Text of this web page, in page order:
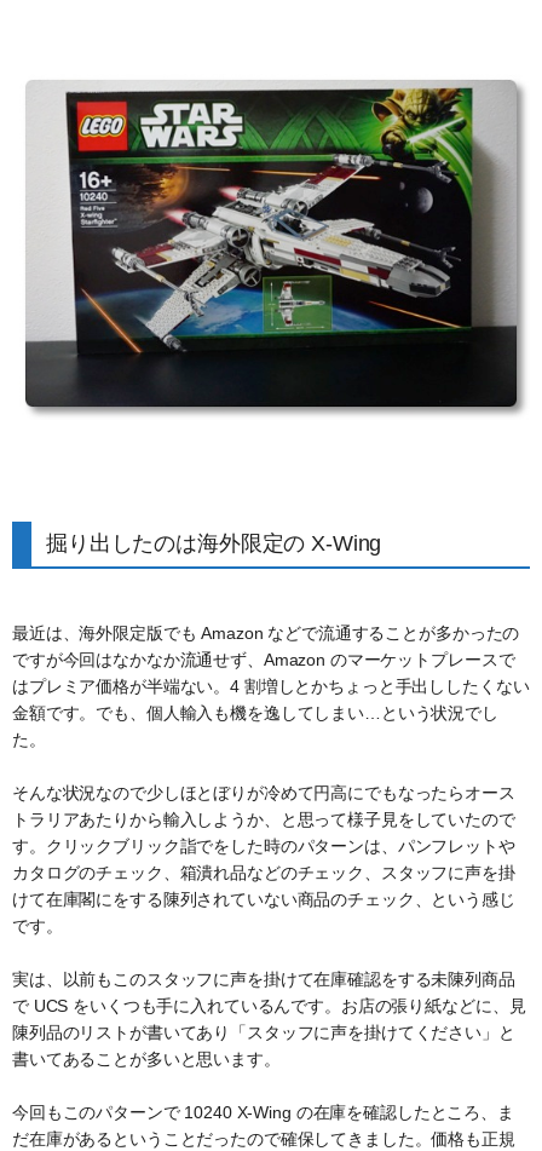
掘り出したのは海外限定の X-Wing
最近は、海外限定版でも Amazon などで流通することが多かったの
ですが今回はなかなか流通せず、Amazon のマーケットプレースで
はプレミア価格が半端ない。4 割増しとかちょっと手出ししたくない
金額です。でも、個人輸入も機を逸してしまい…という状況でし
た。
そんな状況なので少しほとぼりが冷めて円高にでもなったらオース
トラリアあたりから輸入しようか、と思って様子見をしていたので
す。クリックブリック詣でをした時のパターンは、パンフレットや
カタログのチェック、箱潰れ品などのチェック、スタッフに声を掛
けて在庫閣にをする陳列されていない商品のチェック、という感じ
です。
実は、以前もこのスタッフに声を掛けて在庫確認をする未陳列商品
で UCS をいくつも手に入れているんです。お店の張り紙などに、見
陳列品のリストが書いてあり「スタッフに声を掛けてください」と
書いてあることが多いと思います。
今回もこのパターンで 10240 X-Wing の在庫を確認したところ、ま
だ在庫があるということだったので確保してきました。価格も正規